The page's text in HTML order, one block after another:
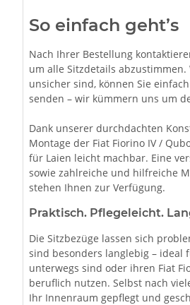
So einfach geht’s
Nach Ihrer Bestellung
um alle Sitzdetails abzustimmen.
unsicher sind, können Sie
senden – wir kümmern uns um
Dank unserer durchdachten
Montage der Fiat Fiorino IV /
für Laien leicht machbar. Eine
sowie zahlreiche und hilfreiche
stehen Ihnen zur Verfügung.
Praktisch. Pflegeleicht.
Die Sitzbezüge lassen sich
sind besonders langlebig – ideal
unterwegs sind oder ihren Fiat
beruflich nutzen. Selbst nach
Ihr Innenraum gepflegt und